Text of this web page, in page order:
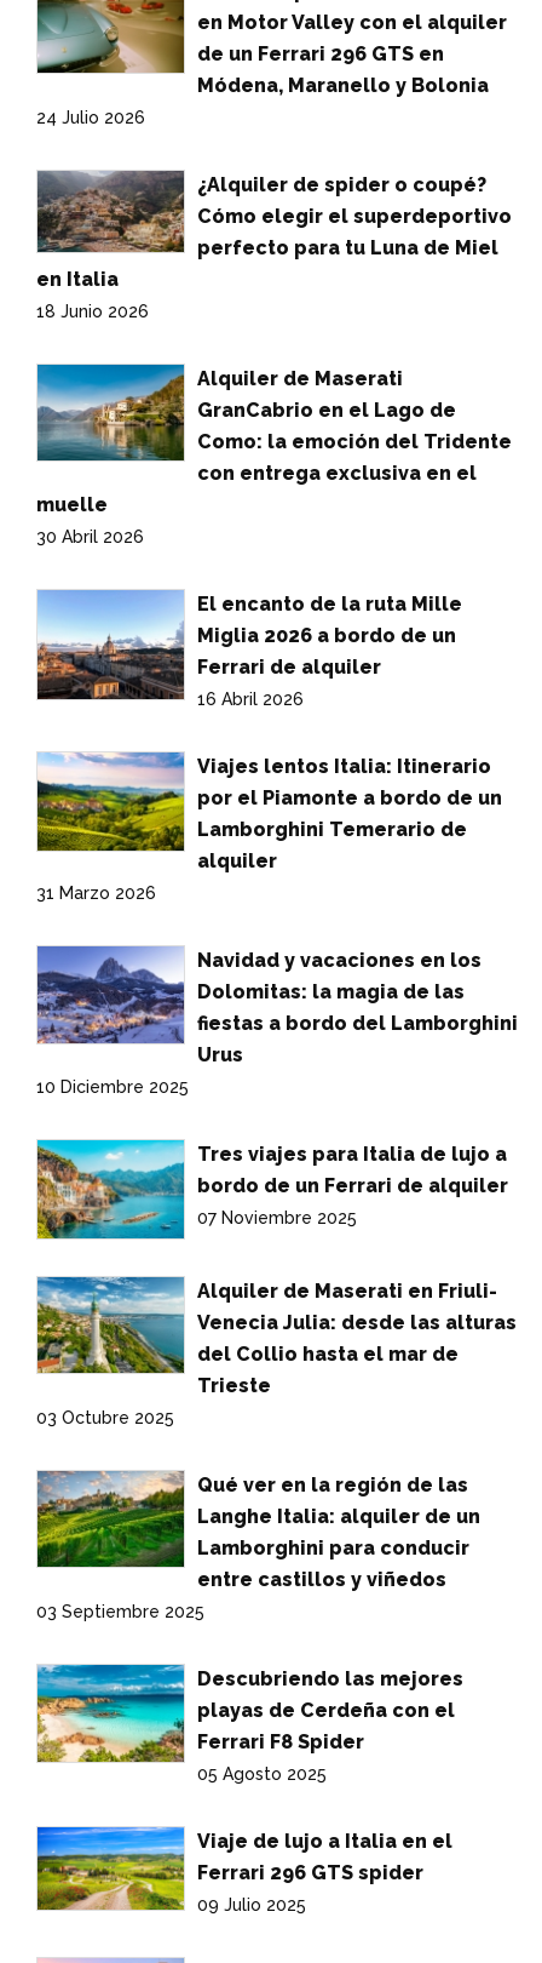
en Motor Valley con el alquiler
de un Ferrari 296 GTS en
Módena, Maranello y Bolonia
24 Julio 2026
¿Alquiler de spider o coupé?
Cómo elegir el superdeportivo
perfecto para tu Luna de Miel
en Italia
18 Junio 2026
Alquiler de Maserati
GranCabrio en el Lago de
Como: la emoción del Tridente
con entrega exclusiva en el
muelle
30 Abril 2026
El encanto de la ruta Mille
Miglia 2026 a bordo de un
Ferrari de alquiler
16 Abril 2026
Viajes lentos Italia: Itinerario
por el Piamonte a bordo de un
Lamborghini Temerario de
alquiler
31 Marzo 2026
Navidad y vacaciones en los
Dolomitas: la magia de las
fiestas a bordo del Lamborghini
Urus
10 Diciembre 2025
Tres viajes para Italia de lujo a
bordo de un Ferrari de alquiler
07 Noviembre 2025
Alquiler de Maserati en Friuli-
Venecia Julia: desde las alturas
del Collio hasta el mar de
Trieste
03 Octubre 2025
Qué ver en la región de las
Langhe Italia: alquiler de un
Lamborghini para conducir
entre castillos y viñedos
03 Septiembre 2025
Descubriendo las mejores
playas de Cerdeña con el
Ferrari F8 Spider
05 Agosto 2025
Viaje de lujo a Italia en el
Ferrari 296 GTS spider
09 Julio 2025